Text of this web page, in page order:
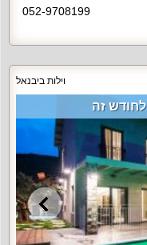
052-9708199
וילות ביבנאל
זה